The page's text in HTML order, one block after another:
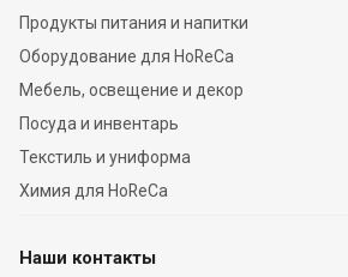
Продукты питания и напитки
Оборудование для HoReCa
Мебель, освещение и декор
Посуда и инвентарь
Текстиль и униформа
Химия для HoReCa
Наши контакты